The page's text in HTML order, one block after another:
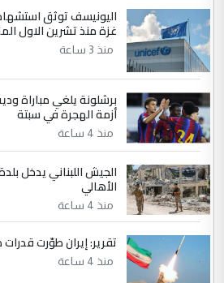
الموضوع :
الجواهري يرد على
مضجعيك يابن الزنا (نص كامل)
سردار
التعليق : واحد من عصابة علي
جنسية الرافد الثالث للعراق
ابا فرات ...
الموضوع :
الجواهري يرد على
مضجعيك يابن الزنا (نص كامل)
التعليق : تحياتي لك استاذ
دقيق ومسؤول؛ فالاستثمار
غزة منذ تشرين الاول
منذ 3 ساعة
برشلونة يلغي مباراة
أزمة الهجرة في سبتة
منذ 4 ساعة
الجيش اللبناني يدخل
الأهالي
منذ 4 ساعة
تقرير: إيران طوّرت
منذ 4 ساعة